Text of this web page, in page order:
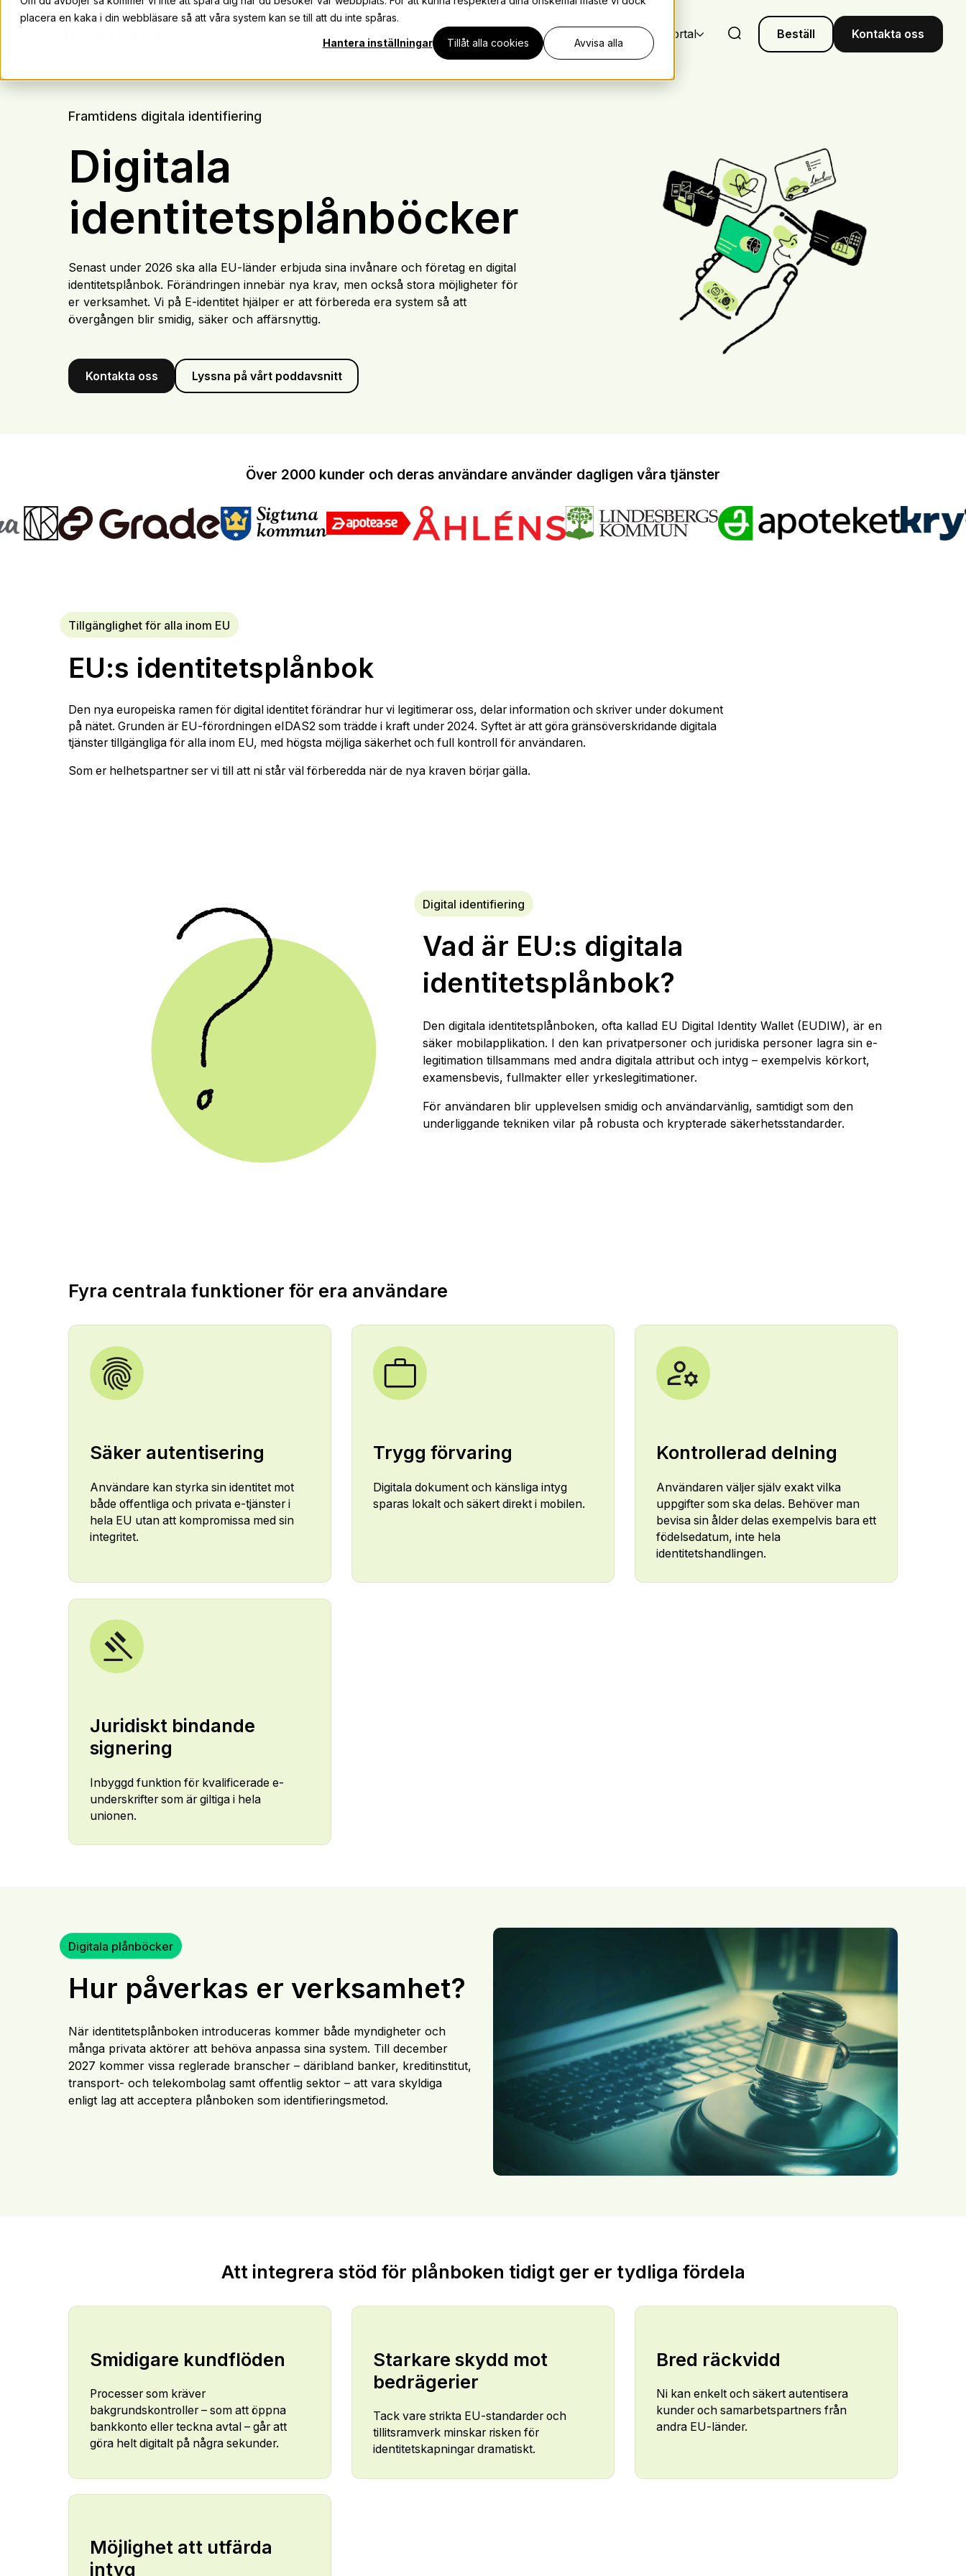
placera en kaka i din webbläsare så att våra system kan se till att du inte spåras.
Hantera inställningar Tillåt alla cookies Avvisa alla
Lösningar Integrationer Kundportal Beställ Kontakta oss
Framtidens digitala identifiering
Digitala
identitetsplånböcker
Senast under 2026 ska alla EU-länder erbjuda sina invånare och företag en digital
identitetsplånbok. Förändringen innebär nya krav, men också stora möjligheter för
er verksamhet. Vi på E-identitet hjälper er att förbereda era system så att
övergången blir smidig, säker och affärsnyttig.
Kontakta oss Lyssna på vårt poddavsnitt
Över 2000 kunder och deras användare använder dagligen våra tjänster
Tillgänglighet för alla inom EU
EU:s identitetsplånbok
Den nya europeiska ramen för digital identitet förändrar hur vi legitimerar oss, delar information och skriver under dokument
på nätet. Grunden är EU-förordningen eIDAS2 som trädde i kraft under 2024. Syftet är att göra gränsöverskridande digitala
tjänster tillgängliga för alla inom EU, med högsta möjliga säkerhet och full kontroll för användaren.
Som er helhetspartner ser vi till att ni står väl förberedda när de nya kraven börjar gälla.
Digital identifiering
Vad är EU:s digitala
identitetsplånbok?
Den digitala identitetsplånboken, ofta kallad EU Digital Identity Wallet (EUDIW), är en
säker mobilapplikation. I den kan privatpersoner och juridiska personer lagra sin e-
legitimation tillsammans med andra digitala attribut och intyg – exempelvis körkort,
examensbevis, fullmakter eller yrkeslegitimationer.
För användaren blir upplevelsen smidig och användarvänlig, samtidigt som den
underliggande tekniken vilar på robusta och krypterade säkerhetsstandarder.
Fyra centrala funktioner för era användare
Säker autentisering
Användare kan styrka sin identitet mot
både offentliga och privata e-tjänster i
hela EU utan att kompromissa med sin
integritet.
Trygg förvaring
Digitala dokument och känsliga intyg
sparas lokalt och säkert direkt i mobilen.
Kontrollerad delning
Användaren väljer själv exakt vilka
uppgifter som ska delas. Behöver man
bevisa sin ålder delas exempelvis bara ett
födelsedatum, inte hela
identitetshandlingen.
Juridiskt bindande
signering
Inbyggd funktion för kvalificerade e-
underskrifter som är giltiga i hela
unionen.
Digitala plånböcker
Hur påverkas er verksamhet?
När identitetsplånboken introduceras kommer både myndigheter och
många privata aktörer att behöva anpassa sina system. Till december
2027 kommer vissa reglerade branscher – däribland banker, kreditinstitut,
transport- och telekombolag samt offentlig sektor – att vara skyldiga
enligt lag att acceptera plånboken som identifieringsmetod.
Att integrera stöd för plånboken tidigt ger er tydliga fördela
Smidigare kundflöden
Processer som kräver
bakgrundskontroller – som att öppna
bankkonto eller teckna avtal – går att
göra helt digitalt på några sekunder.
Starkare skydd mot
bedrägerier
Tack vare strikta EU-standarder och
tillitsramverk minskar risken för
identitetskapningar dramatiskt.
Bred räckvidd
Ni kan enkelt och säkert autentisera
kunder och samarbetspartners från
andra EU-länder.
Möjlighet att utfärda
intyg